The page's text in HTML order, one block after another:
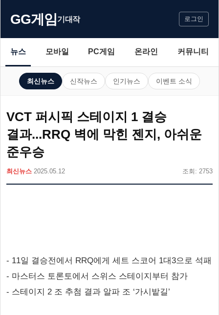
GG게임기대작 로그인
뉴스 모바일 PC게임 온라인 커뮤니티
최신뉴스 신작뉴스 인기뉴스 이벤트 소식
VCT 퍼시픽 스테이지 1 결승
결과...RRQ 벽에 막힌 젠지, 아쉬운
준우승
최신뉴스 2025.05.12 조회: 2753
- 11일 결승전에서 RRQ에게 세트 스코어 1대3으로 석패
- 마스터스 토론토에서 스위스 스테이지부터 참가
- 스테이지 2 조 추첨 결과 알파 조 ‘가시밭길’